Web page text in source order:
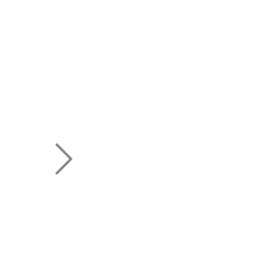
Next